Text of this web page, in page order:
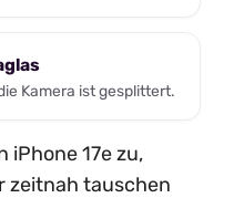
Kamera ist gesplittert.
iPhone 17e zu,
zeitnah tauschen